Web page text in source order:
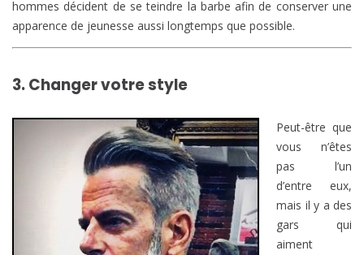
hommes décident de se teindre la barbe afin de conserver une
apparence de jeunesse aussi longtemps que possible.
3. Changer votre style
Peut-être que
vous n’êtes
pas l’un
d’entre eux,
mais il y a des
gars qui
aiment